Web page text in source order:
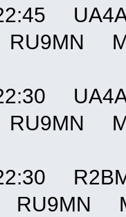
22:45
22:30
22:30
RU9MN